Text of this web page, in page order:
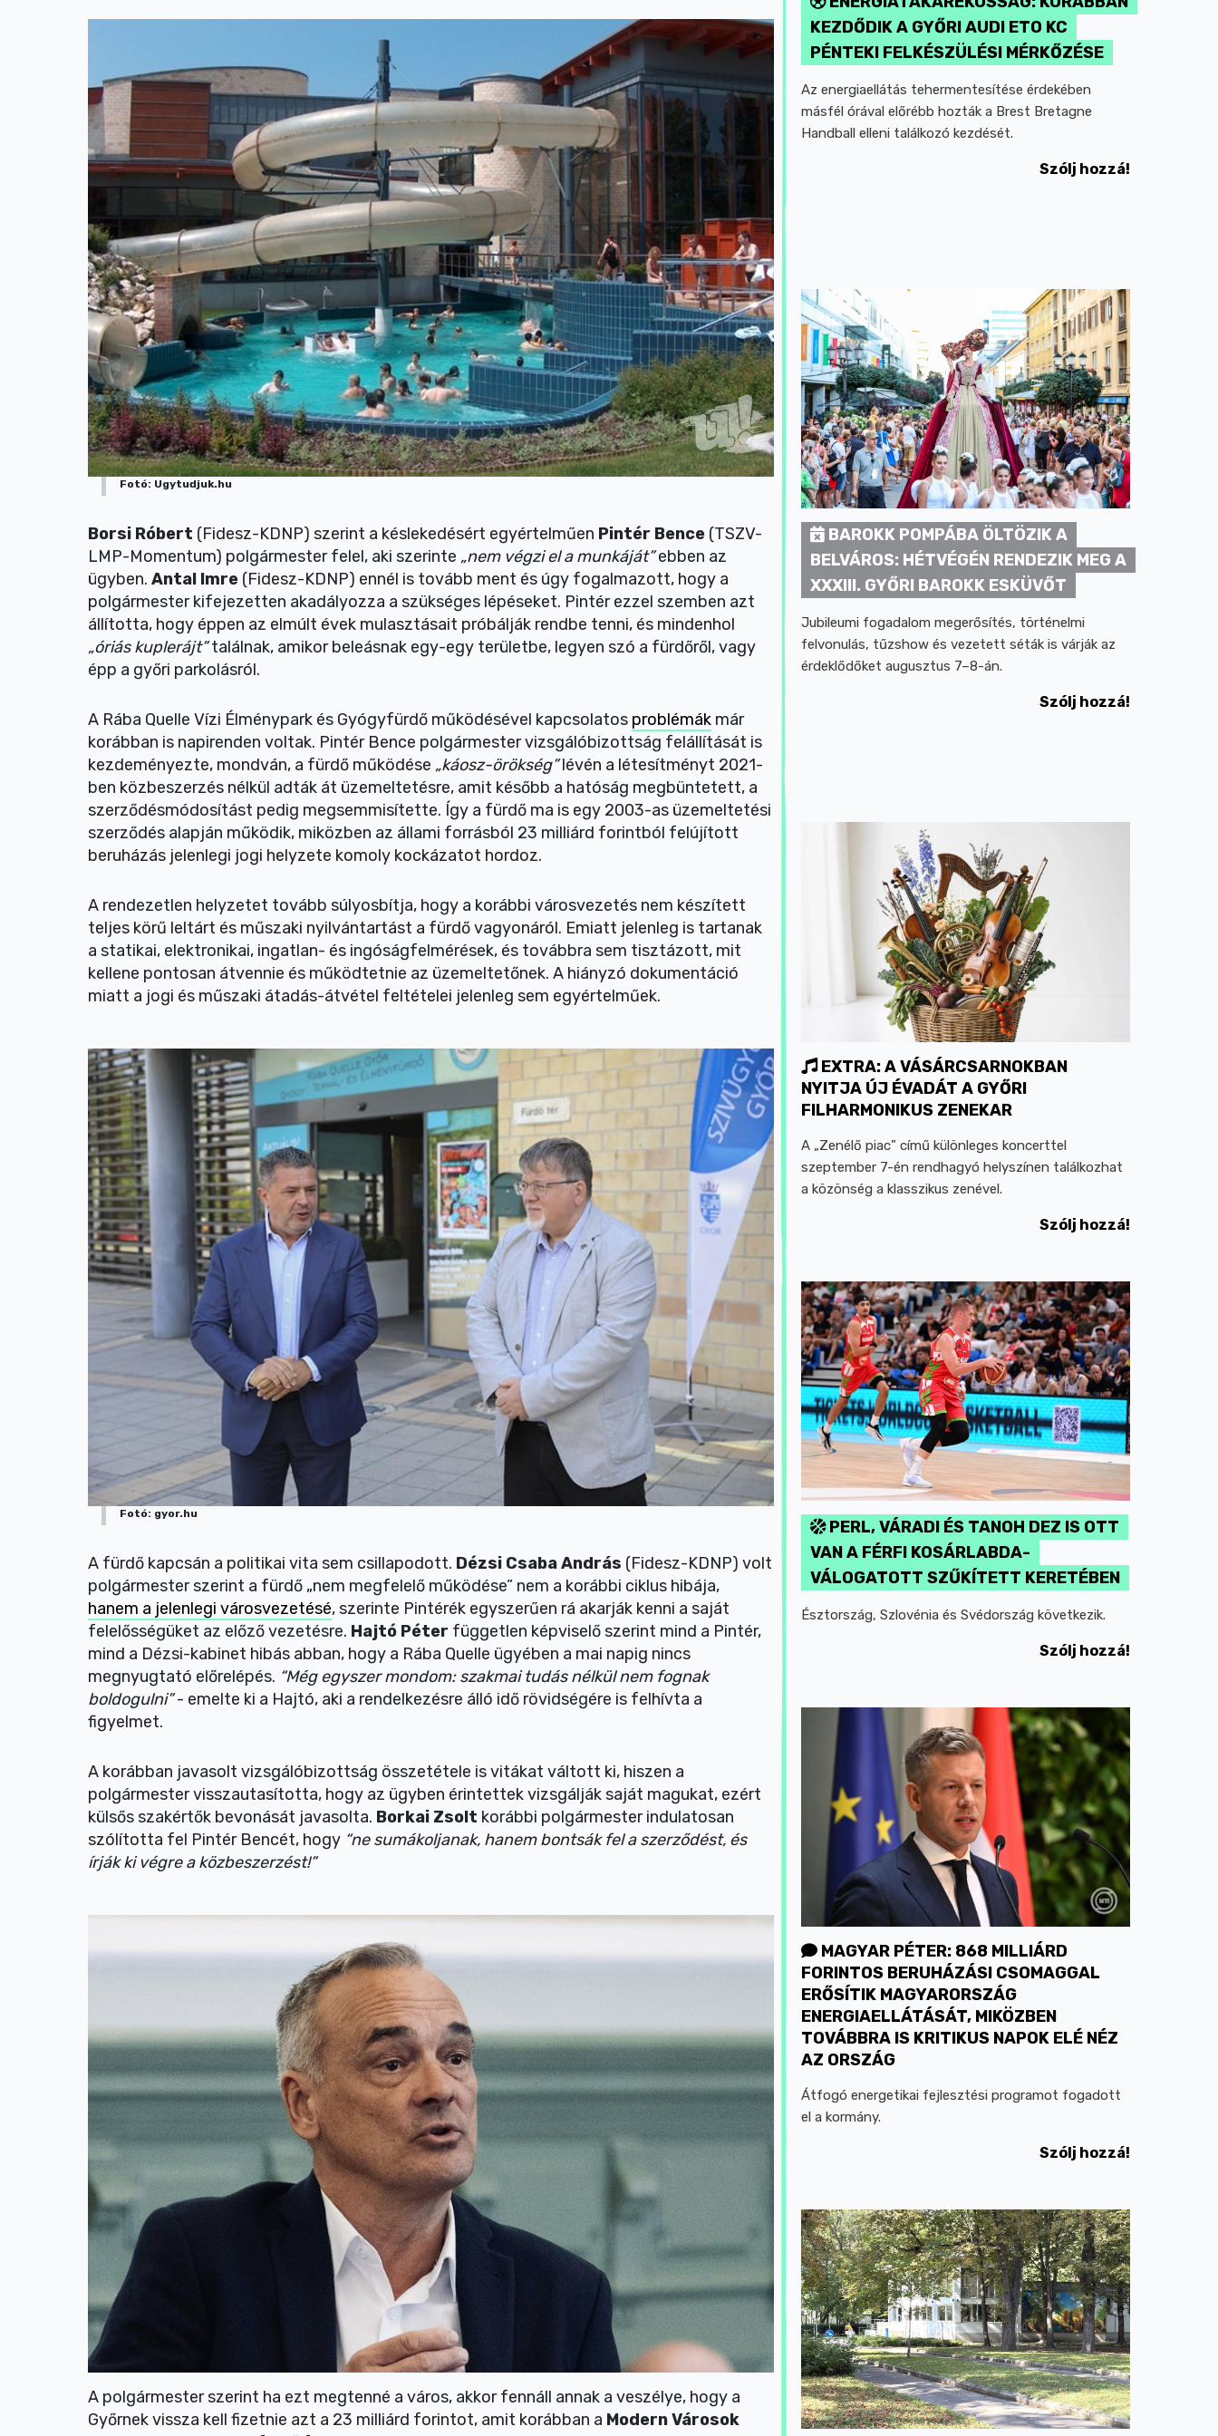
Fotó: Ugytudjuk.hu
Borsi Róbert (Fidesz-KDNP) szerint a késlekedésért egyértelműen Pintér Bence (TSZV-
LMP-Momentum) polgármester felel, aki szerinte „nem végzi el a munkáját”ebben az
ügyben. Antal Imre (Fidesz-KDNP) ennél is tovább ment és úgy fogalmazott, hogy a
polgármester kifejezetten akadályozza a szükséges lépéseket. Pintér ezzel szemben azt
állította, hogy éppen az elmúlt évek mulasztásait próbálják rendbe tenni, és mindenhol
„óriás kuplerájt”találnak, amikor beleásnak egy-egy területbe, legyen szó a fürdőről, vagy
épp a győri parkolásról.
A Rába Quelle Vízi Élménypark és Gyógyfürdő működésével kapcsolatos problémák már
korábban is napirenden voltak. Pintér Bence polgármester vizsgálóbizottság felállítását is
kezdeményezte, mondván, a fürdő működése „káosz-örökség”lévén a létesítményt 2021-
ben közbeszerzés nélkül adták át üzemeltetésre, amit később a hatóság megbüntetett, a
szerződésmódosítást pedig megsemmisítette. Így a fürdő ma is egy 2003-as üzemeltetési
szerződés alapján működik, miközben az állami forrásból 23 milliárd forintból felújított
beruházás jelenlegi jogi helyzete komoly kockázatot hordoz.
A rendezetlen helyzetet tovább súlyosbítja, hogy a korábbi városvezetés nem készített
teljes körű leltárt és műszaki nyilvántartást a fürdő vagyonáról. Emiatt jelenleg is tartanak
a statikai, elektronikai, ingatlan- és ingóságfelmérések, és továbbra sem tisztázott, mit
kellene pontosan átvennie és működtetnie az üzemeltetőnek. A hiányzó dokumentáció
miatt a jogi és műszaki átadás-átvétel feltételei jelenleg sem egyértelműek.
Fotó: gyor.hu
A fürdő kapcsán a politikai vita sem csillapodott. Dézsi Csaba András (Fidesz-KDNP) volt
polgármester szerint a fürdő „nem megfelelő működése” nem a korábbi ciklus hibája,
hanem a jelenlegi városvezetésé, szerinte Pintérék egyszerűen rá akarják kenni a saját
felelősségüket az előző vezetésre. Hajtó Péter független képviselő szerint mind a Pintér,
mind a Dézsi-kabinet hibás abban, hogy a Rába Quelle ügyében a mai napig nincs
megnyugtató előrelépés. “Még egyszer mondom: szakmai tudás nélkül nem fognak
boldogulni”- emelte ki a Hajtó, aki a rendelkezésre álló idő rövidségére is felhívta a
figyelmet.
A korábban javasolt vizsgálóbizottság összetétele is vitákat váltott ki, hiszen a
polgármester visszautasította, hogy az ügyben érintettek vizsgálják saját magukat, ezért
külsős szakértők bevonását javasolta. Borkai Zsolt korábbi polgármester indulatosan
szólította fel Pintér Bencét, hogy “ne sumákoljanak, hanem bontsák fel a szerződést, és
írják ki végre a közbeszerzést!”
A polgármester szerint ha ezt megtenné a város, akkor fennáll annak a veszélye, hogy a
Győrnek vissza kell fizetnie azt a 23 milliárd forintot, amit korábban a Modern Városok
KEZDŐDIK A GYŐRI AUDI ETO KC
PÉNTEKI FELKÉSZÜLÉSI MÉRKŐZÉSE
Az energiaellátás tehermentesítése érdekében
másfél órával előrébb hozták a Brest Bretagne
Handball elleni találkozó kezdését.
Szólj hozzá!
BAROKK POMPÁBA ÖLTÖZIK A
BELVÁROS: HÉTVÉGÉN RENDEZIK MEG A
XXXIII. GYŐRI BAROKK ESKÜVŐT
Jubileumi fogadalom megerősítés, történelmi
felvonulás, tűzshow és vezetett séták is várják az
érdeklődőket augusztus 7–8-án.
Szólj hozzá!
EXTRA: A VÁSÁRCSARNOKBAN
NYITJA ÚJ ÉVADÁT A GYŐRI
FILHARMONIKUS ZENEKAR
A „Zenélő piac” című különleges koncerttel
szeptember 7-én rendhagyó helyszínen találkozhat
a közönség a klasszikus zenével.
Szólj hozzá!
PERL, VÁRADI ÉS TANOH DEZ IS OTT
VAN A FÉRFI KOSÁRLABDA-
VÁLOGATOTT SZŰKÍTETT KERETÉBEN
Észtország, Szlovénia és Svédország következik.
Szólj hozzá!
MAGYAR PÉTER: 868 MILLIÁRD
FORINTOS BERUHÁZÁSI CSOMAGGAL
ERŐSÍTIK MAGYARORSZÁG
ENERGIAELLÁTÁSÁT, MIKÖZBEN
TOVÁBBRA IS KRITIKUS NAPOK ELÉ NÉZ
AZ ORSZÁG
Átfogó energetikai fejlesztési programot fogadott
el a kormány.
Szólj hozzá!